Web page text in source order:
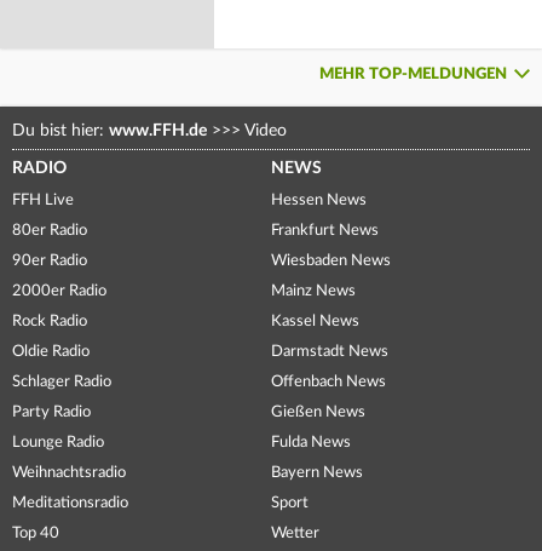
MEHR TOP-MELDUNGEN
Du bist hier: www.FFH.de >>> Video
RADIO
FFH Live
80er Radio
90er Radio
2000er Radio
Rock Radio
Oldie Radio
Schlager Radio
Party Radio
Lounge Radio
Weihnachtsradio
Meditationsradio
Top 40
NEWS
Hessen News
Frankfurt News
Wiesbaden News
Mainz News
Kassel News
Darmstadt News
Offenbach News
Gießen News
Fulda News
Bayern News
Sport
Wetter